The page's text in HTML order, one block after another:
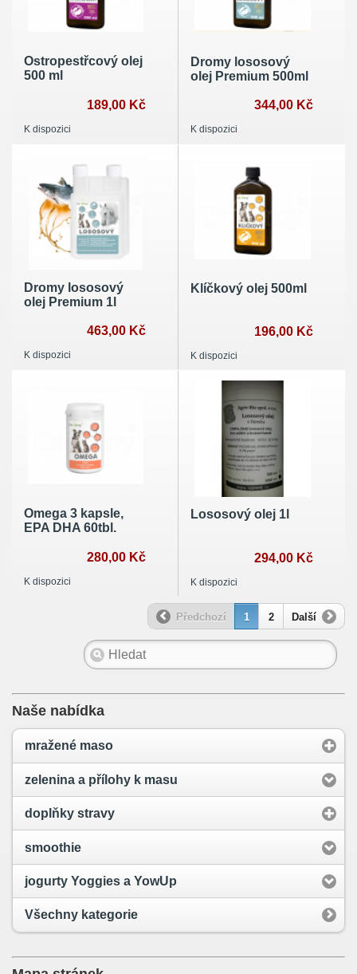
Ostropestřcový olej
500 ml
189,00 Kč
K dispozici
Dromy lososový
olej Premium 500ml
344,00 Kč
K dispozici
Dromy lososový
olej Premium 1l
463,00 Kč
K dispozici
Klíčkový olej 500ml
196,00 Kč
K dispozici
Omega 3 kapsle,
EPA DHA 60tbl.
280,00 Kč
K dispozici
Lososový olej 1l
294,00 Kč
K dispozici
Předchozí 1 2 Další
Naše nabídka
mražené maso
zelenina a přílohy k masu
doplňky stravy
smoothie
jogurty Yoggies a YowUp
Všechny kategorie